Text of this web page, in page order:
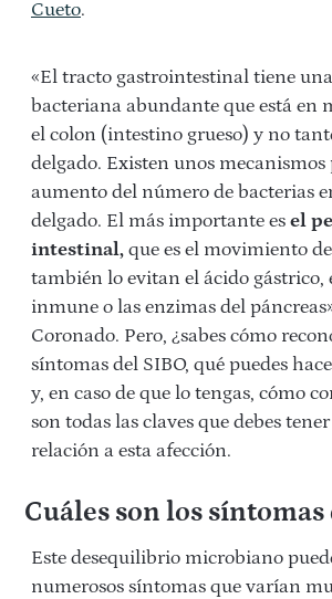
Cueto.
«El tracto gastrointestinal tiene
bacteriana abundante que está en
el colon (intestino grueso) y no
delgado. Existen unos
aumento del número de bacterias
delgado. El más importante es el
intestinal, que es el movimiento
también lo evitan el ácido gástrico,
inmune o las enzimas del
Coronado. Pero, ¿sabes cómo
síntomas del SIBO, qué puedes
y, en caso de que lo tengas, cómo
son todas las claves que debes
relación a esta afección.
Cuáles son los síntomas
Este desequilibrio microbiano
numerosos síntomas que varían